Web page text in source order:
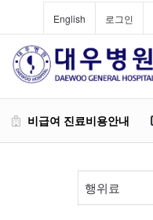
English 로그인
비급여 진료비용안내